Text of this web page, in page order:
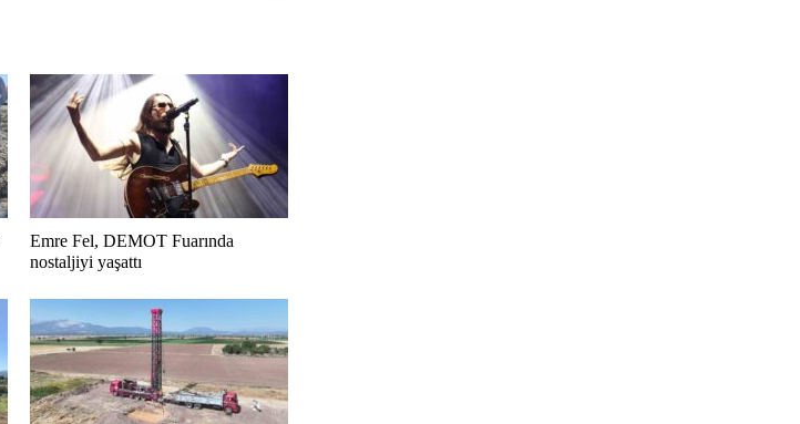
Emre Fel, DEMOT Fuarında
nostaljiyi yaşattı